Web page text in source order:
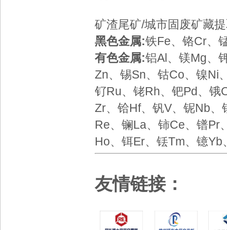
矿渣尾矿/城市固废矿藏
黑色金属:铁Fe、铬Cr、
有色金属:铝Al、镁Mg、
Zn、锡Sn、钴Co、镍Ni
钌Ru、铑Rh、钯Pd、锇
Zr、铪Hf、钒V、铌Nb、
Re、镧La、铈Ce、镨Pr
Ho、铒Er、铥Tm、镱
友情链接：